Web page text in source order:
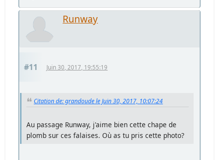
Runway
#11 Juin 30, 2017, 19:55:19
Citation de: grandoude le Juin 30, 2017, 10:07:24
Au passage Runway, j'aime bien cette chape de
plomb sur ces falaises. Où as tu pris cette photo?